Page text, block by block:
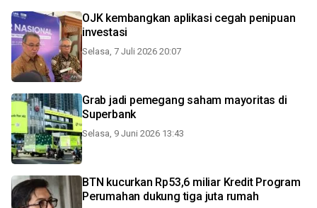
OJK kembangkan aplikasi cegah penipuan
investasi
Selasa, 7 Juli 2026 20:07
Grab jadi pemegang saham mayoritas di
Superbank
Selasa, 9 Juni 2026 13:43
BTN kucurkan Rp53,6 miliar Kredit Program
Perumahan dukung tiga juta rumah